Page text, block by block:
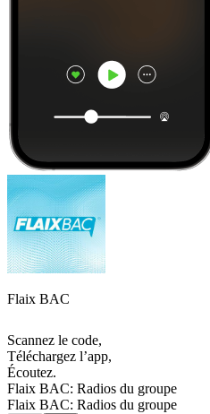
Flaix BAC
Scannez le code,
Téléchargez l’app,
Écoutez.
Flaix BAC: Radios du groupe
Flaix BAC: Radios du groupe